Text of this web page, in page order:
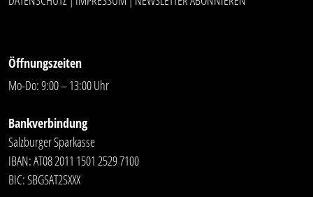
Öffnungszeiten
Mo-Do: 9:00 – 13:00 Uhr
Bankverbindung
Salzburger Sparkasse
IBAN: AT08 2011 1501 2529 7100
BIC: SBGSAT2SXXX